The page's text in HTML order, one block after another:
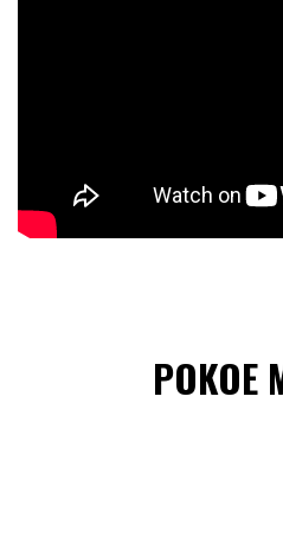
POKOE